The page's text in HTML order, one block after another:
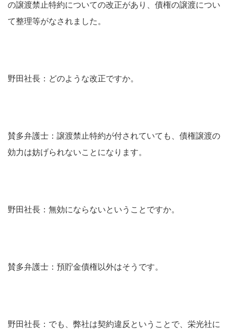
の譲渡禁止特約についての改正があり、債権の譲渡につい
て整理等がなされました。
野田社長：どのような改正ですか。
賛多弁護士：譲渡禁止特約が付されていても、債権譲渡の
効力は妨げられないことになります。
野田社長：無効にならないということですか。
賛多弁護士：預貯金債権以外はそうです。
野田社長：でも、弊社は契約違反ということで、栄光社に